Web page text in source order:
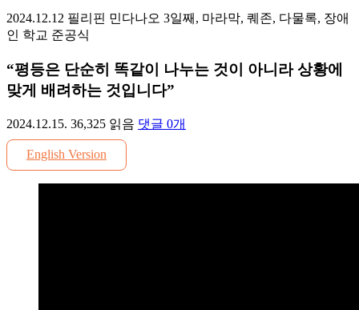
2024.12.12 필리핀 민다나오 3일째, 마라막, 퀘존, 다물록, 장애
인 학교 준공식
“평등은 단순히 똑같이 나누는 것이 아니라 상황에
맞게 배려하는 것입니다”
2024.12.15. 36,325 읽음 댓글 0개
English Version